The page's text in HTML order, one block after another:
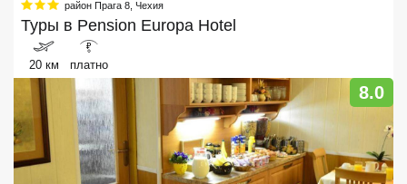
район Прага 8, Чехия
Туры в Pension Europa Hotel
20 км
₽
платно
8.0
Южный Гоа
Занзибар
Абхазия
Большой Сочи
Кав Мин Воды